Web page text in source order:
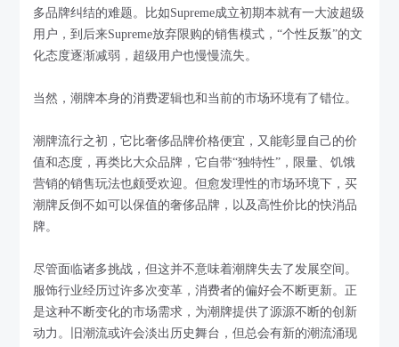
多品牌纠结的难题。比如Supreme成立初期本就有一大波超级
用户，到后来Supreme放弃限购的销售模式，“个性反叛”的文
化态度逐渐减弱，超级用户也慢慢流失。
当然，潮牌本身的消费逻辑也和当前的市场环境有了错位。
潮牌流行之初，它比奢侈品牌价格便宜，又能彰显自己的价
值和态度，再类比大众品牌，它自带“独特性”，限量、饥饿
营销的销售玩法也颇受欢迎。但愈发理性的市场环境下，买
潮牌反倒不如可以保值的奢侈品牌，以及高性价比的快消品
牌。
尽管面临诸多挑战，但这并不意味着潮牌失去了发展空间。
服饰行业经历过许多次变革，消费者的偏好会不断更新。正
是这种不断变化的市场需求，为潮牌提供了源源不断的创新
动力。旧潮流或许会淡出历史舞台，但总会有新的潮流涌现